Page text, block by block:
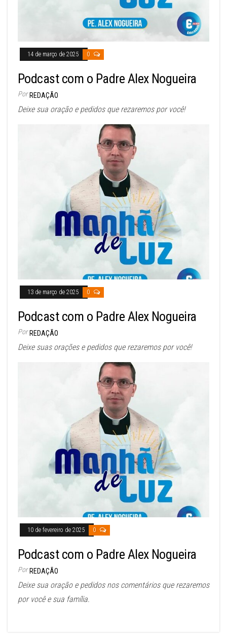
14 de março de 2025 0
Podcast com o Padre Alex Nogueira
Por REDAÇÃO
Deixe sua oração e pedidos que rezaremos por você!
13 de março de 2025 0
Podcast com o Padre Alex Nogueira
Por REDAÇÃO
Deixe suas orações e pedidos que rezaremos por você!
10 de fevereiro de 2025 0
Podcast com o Padre Alex Nogueira
Por REDAÇÃO
Deixe sua oração e pedidos nos comentários que rezaremos
por você e sua família.